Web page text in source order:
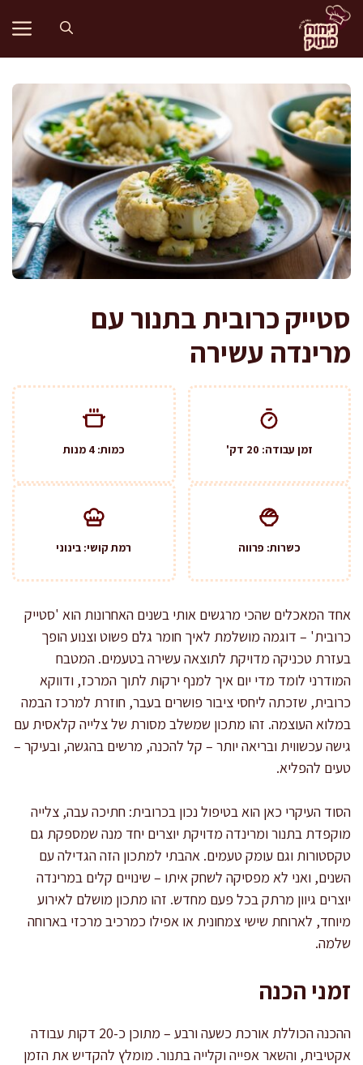
לדלג
לתוכן
סטייק כרובית בתנור עם
מרינדה עשירה
זמן עבודה: 20 דק' כמות: 4 מנות
כשרות: פרווה רמת קושי: בינוני
אחד המאכלים שהכי מרגשים אותי בשנים האחרונות הוא 'סטייק
כרובית' – דוגמה מושלמת לאיך חומר גלם פשוט וצנוע הופך
בעזרת טכניקה מדויקת לתוצאה עשירה בטעמים. המטבח
המודרני לומד מדי יום איך למנף ירקות לתוך המרכז, ודווקא
כרובית, שזכתה ליחסי ציבור פושרים בעבר, חוזרת למרכז הבמה
במלוא העוצמה. זהו מתכון שמשלב מסורת של צלייה קלאסית עם
גישה עכשווית ובריאה יותר – קל להכנה, מרשים בהגשה, ובעיקר –
טעים להפליא.
הסוד העיקרי כאן הוא בטיפול נכון בכרובית: חתיכה עבה, צלייה
מוקפדת בתנור ומרינדה מדויקת יוצרים יחד מנה שמספקת גם
טקסטורות וגם עומק טעמים. אהבתי למתכון הזה הגדילה עם
השנים, ואני לא מפסיקה לשחק איתו – שינויים קלים במרינדה
יוצרים גיוון מרתק בכל פעם מחדש. זהו מתכון מושלם לאירוע
מיוחד, לארוחת שישי צמחונית או אפילו כמרכיב מרכזי בארוחה
שלמה.
זמני הכנה
ההכנה הכוללת אורכת כשעה ורבע – מתוכן כ-20 דקות עבודה
אקטיבית, והשאר אפייה וקלייה בתנור. מומלץ להקדיש את הזמן